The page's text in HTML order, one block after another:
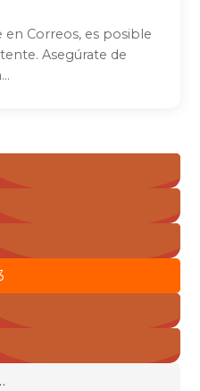
en Correos, es posible
Asegúrate de